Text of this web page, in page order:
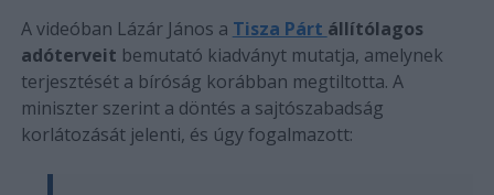
A videóban Lázár János a Tisza Párt állítólagos
adóterveit bemutató kiadványt mutatja, amelynek
terjesztését a bíróság korábban megtiltotta. A
miniszter szerint a döntés a sajtószabadság
korlátozását jelenti, és úgy fogalmazott: